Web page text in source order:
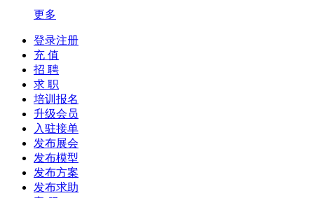
更多
登录注册
充 值
招 聘
求 职
培训报名
升级会员
入驻接单
发布展会
发布模型
发布方案
发布求助